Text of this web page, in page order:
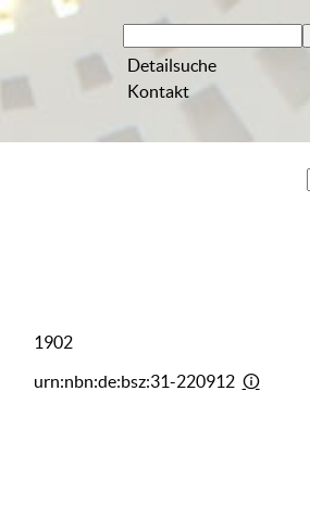
Detailsuche
Kontakt
1902
urn:nbn:de:bsz:31-220912